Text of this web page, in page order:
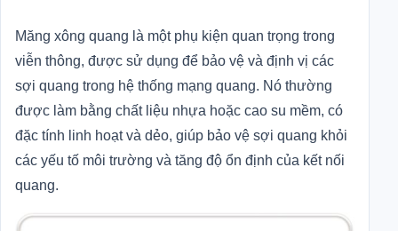
Măng xông quang là một phụ kiện quan trọng trong
viễn thông, được sử dụng để bảo vệ và định vị các
sợi quang trong hệ thống mạng quang. Nó thường
được làm bằng chất liệu nhựa hoặc cao su mềm, có
đặc tính linh hoạt và dẻo, giúp bảo vệ sợi quang khỏi
các yếu tố môi trường và tăng độ ổn định của kết nối
quang.